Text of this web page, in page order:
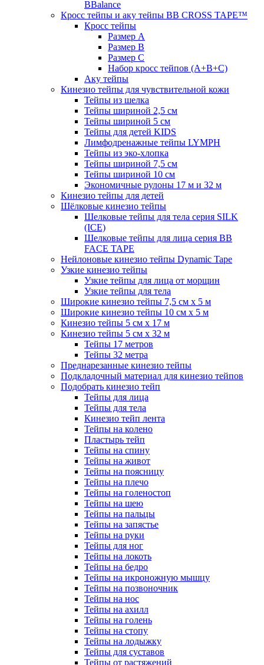
BBalance
Кросс тейпы и аку тейпы BB CROSS TAPE™
Кросс тейпы
Размер А
Размер B
Размер С
Набор кросс тейпов (А+B+C)
Аку тейпы
Кинезио тейпы для чувствительной кожи
Тейпы из шелка
Тейпы шириной 2,5 см
Тейпы шириной 5 см
Тейпы для детей KIDS
Лимфодренажные тейпы LYMPH
Тейпы из эко-хлопка
Тейпы шириной 7,5 см
Тейпы шириной 10 см
Экономичные рулоны 17 м и 32 м
Кинезио тейпы для детей
Шёлковые кинезио тейпы
Шелковые тейпы для тела серия SILK
(ICE)
Шелковые тейпы для лица серия BB
FACE TAPE
Нейлоновые кинезио тейпы Dynamic Tape
Узкие кинезио тейпы
Узкие тейпы для лица от морщин
Узкие тейпы для тела
Широкие кинезио тейпы 7,5 см x 5 м
Широкие кинезио тейпы 10 см х 5 м
Кинезио тейпы 5 см x 17 м
Кинезио тейпы 5 см х 32 м
Тейпы 17 метров
Тейпы 32 метра
Преднарезанные кинезио тейпы
Подкладочный материал для кинезио тейпов
Подобрать кинезио тейп
Тейпы для лица
Тейпы для тела
Кинезио тейп лента
Тейпы на колено
Пластырь тейп
Тейпы на спину
Тейпы на живот
Тейпы на поясницу
Тейпы на плечо
Тейпы на голеностоп
Тейпы на шею
Тейпы на пальцы
Тейпы на запястье
Тейпы на руки
Тейпы для ног
Тейпы на локоть
Тейпы на бедро
Тейпы на икроножную мышцу
Тейпы на позвоночник
Тейпы на нос
Тейпы на ахилл
Тейпы на голень
Тейпы на стопу
Тейпы на лодыжку
Тейпы для суставов
Тейпы от растяжений